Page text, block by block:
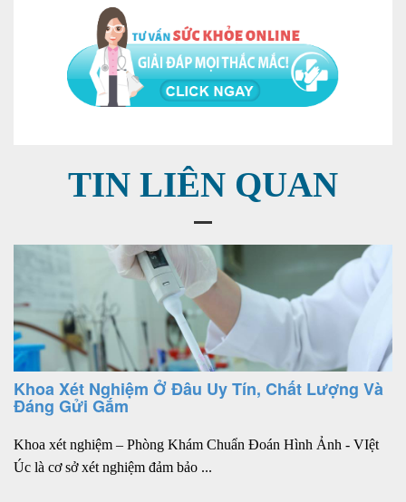
TIN LIÊN QUAN
Khoa Xét Nghiệm Ở Đâu Uy Tín, Chất Lượng Và
Đáng Gửi Gắm
Khoa xét nghiệm – Phòng Khám Chuẩn Đoán Hình Ảnh - VIệt
Úc là cơ sở xét nghiệm đảm bảo ...